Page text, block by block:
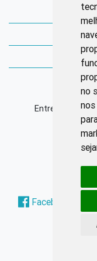
no
Entrequadra Sul
Facebook